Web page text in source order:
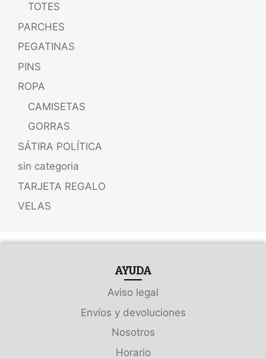
TOTES
PARCHES
PEGATINAS
PINS
ROPA
CAMISETAS
GORRAS
SÁTIRA POLÍTICA
sin categoria
TARJETA REGALO
VELAS
AYUDA
Aviso legal
Envíos y devoluciones
Nosotros
Horario